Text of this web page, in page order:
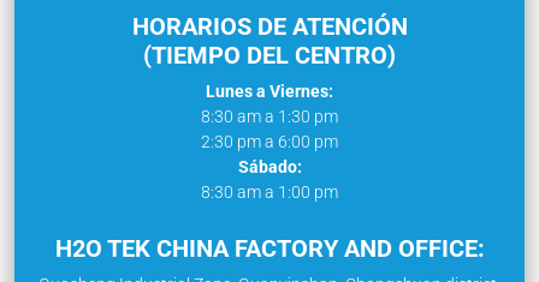
HORARIOS DE ATENCIÓN
(TIEMPO DEL CENTRO)
Lunes a Viernes:
8:30 am a 1:30 pm
2:30 pm a 6:00 pm
Sábado:
8:30 am a 1:00 pm
H2O TEK CHINA FACTORY AND OFFICE: